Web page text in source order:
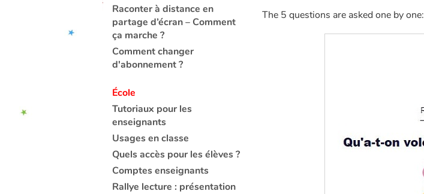
Raconter à distance en
partage d’écran – Comment
ça marche ?
Comment changer
d'abonnement ?
École
Tutoriaux pour les
enseignants
Usages en classe
Quels accès pour les élèves ?
Comptes enseignants
Rallye lecture : présentation
The 5 questions are asked one by one: